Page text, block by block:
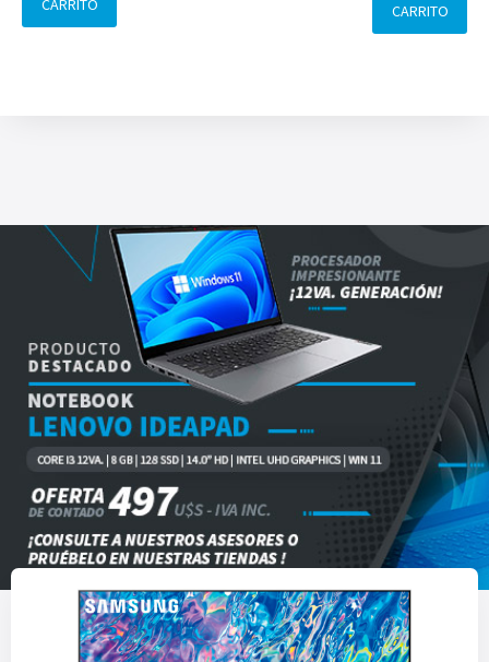
CARRITO
CARRITO